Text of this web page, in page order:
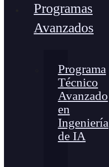
Programas
Avanzados
Programa
Técnico
Avanzado
en
Ingeniería
de IA